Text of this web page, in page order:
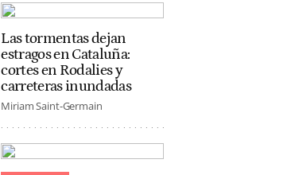
Las tormentas dejan
estragos en Cataluña:
cortes en Rodalies y
carreteras inundadas
Miriam Saint-Germain